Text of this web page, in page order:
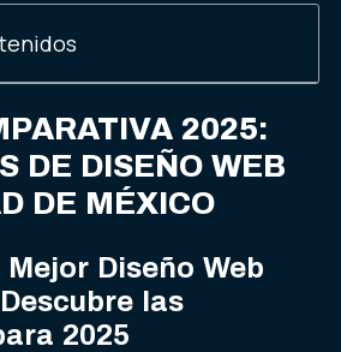
2025:
DE DISEÑO WEB
DE MÉXICO
Diseño Web
las
2025